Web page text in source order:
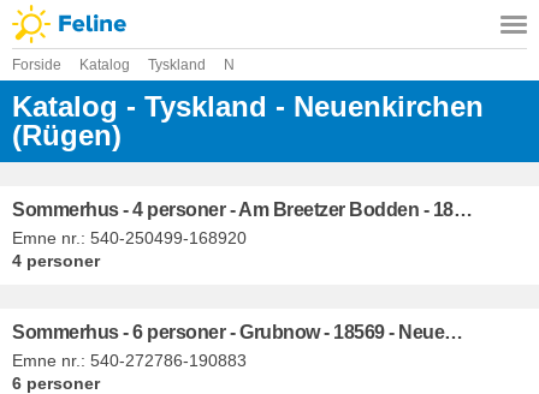
Forside Katalog Tyskland N
Katalog - Tyskland - Neuenkirchen
(Rügen)
Sommerhus - 4 personer - Am Breetzer Bodden - 18569 - Neuenkirchen (Rügen)
Emne nr.: 540-250499-168920
4 personer
Sommerhus - 6 personer - Grubnow - 18569 - Neuenkirchen (Rügen)
Emne nr.: 540-272786-190883
6 personer